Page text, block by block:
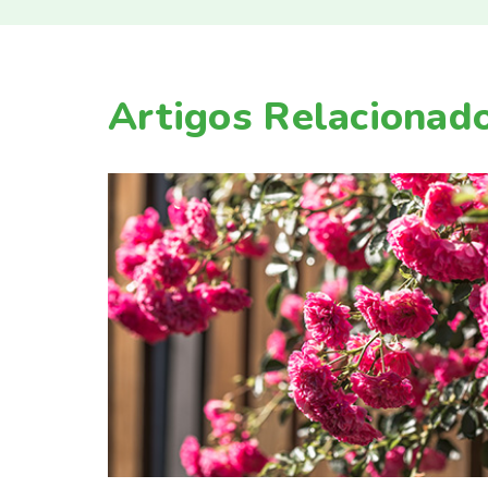
Artigos